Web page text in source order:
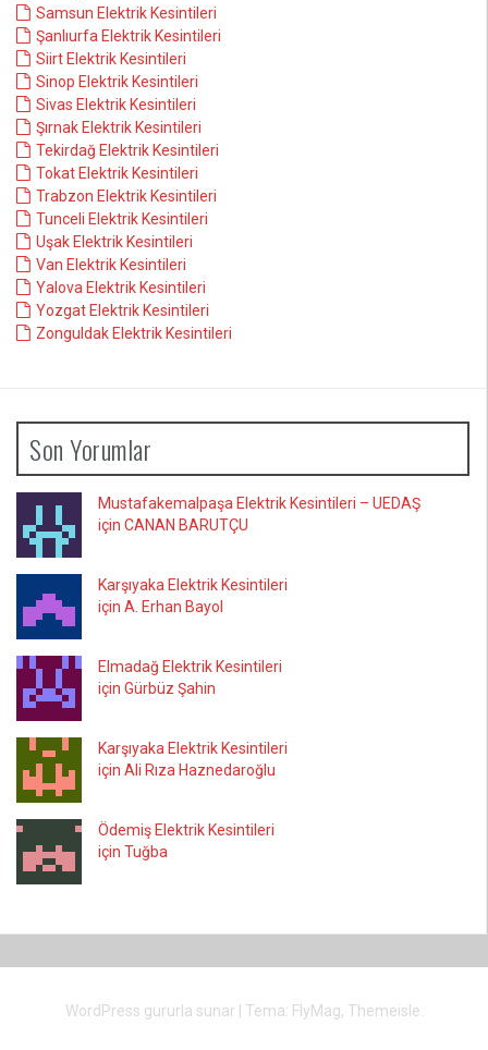
Samsun Elektrik Kesintileri
Şanlıurfa Elektrik Kesintileri
Siirt Elektrik Kesintileri
Sinop Elektrik Kesintileri
Sivas Elektrik Kesintileri
Şırnak Elektrik Kesintileri
Tekirdağ Elektrik Kesintileri
Tokat Elektrik Kesintileri
Trabzon Elektrik Kesintileri
Tunceli Elektrik Kesintileri
Uşak Elektrik Kesintileri
Van Elektrik Kesintileri
Yalova Elektrik Kesintileri
Yozgat Elektrik Kesintileri
Zonguldak Elektrik Kesintileri
Son Yorumlar
Mustafakemalpaşa Elektrik Kesintileri – UEDAŞ
için CANAN BARUTÇU
Karşıyaka Elektrik Kesintileri
için A. Erhan Bayol
Elmadağ Elektrik Kesintileri
için Gürbüz Şahin
Karşıyaka Elektrik Kesintileri
için Ali Rıza Haznedaroğlu
Ödemiş Elektrik Kesintileri
için Tuğba
WordPress gururla sunar Tema: FlyMag, Themeisle.